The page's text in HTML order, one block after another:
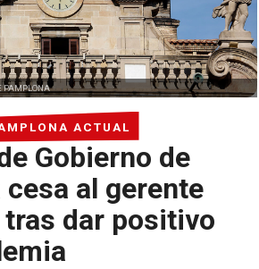
ACTUAL
Gobierno de
al gerente
dar positivo
PAMPLONA